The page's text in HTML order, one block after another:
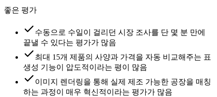
좋은 평가
수동으로 수일이 걸리던 시장 조사를 단 몇 분 만에
끝낼 수 있다는 평가가 많음
최대 15개 제품의 사양과 가격을 자동 비교해주는 표
생성 기능이 압도적이라는 평이 많음
이미지 렌더링을 통해 실제 제조 가능한 공장을 매칭
하는 과정이 매우 혁신적이라는 평가가 많음